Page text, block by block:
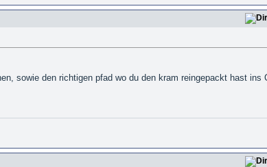
sowie den richtigen pfad wo du den kram reingepackt hast ins